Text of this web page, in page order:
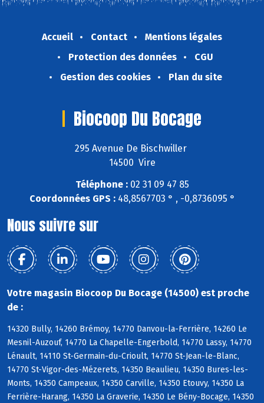
Accueil Contact
Mentions légales
Protection des données
CGU
Gestion des cookies
Plan du site
Biocoop Du Bocage
295 Avenue De Bischwiller
14500 Vire
Téléphone :02 31 09 47 85
Coordonnées GPS :48,8567703 ° , -0,8736095 °
Nous suivre sur
Votre magasin Biocoop Du Bocage (14500) est proche
de :
14320 Bully, 14260 Brémoy, 14770 Danvou-la-Ferrière, 14260 Le
Mesnil-Auzouf, 14770 La Chapelle-Engerbold, 14770 Lassy, 14770
Lénault, 14110 St-Germain-du-Crioult, 14770 St-Jean-le-Blanc,
14770 St-Vigor-des-Mézerets, 14350 Beaulieu, 14350 Bures-les-
Monts, 14350 Campeaux, 14350 Carville, 14350 Etouvy, 14350 La
Ferrière-Harang, 14350 La Graverie, 14350 Le Bény-Bocage, 14350